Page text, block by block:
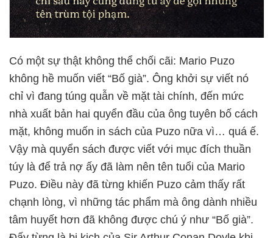
Có một sự thật không thể chối cãi: Mario Puzo
không hề muốn viết “Bố già”. Ông khởi sự viết nó
chỉ vì đang túng quẫn về mặt tài chính, đến mức
nhà xuất bản hai quyển đầu của ông tuyên bố cách
mặt, không muốn in sách của Puzo nữa vì… quá ế.
Vậy mà quyển sách được viết với mục đích thuần
túy là để trả nợ ấy đã làm nên tên tuổi của Mario
Puzo. Điều này đã từng khiến Puzo cảm thấy rất
chạnh lòng, vì những tác phẩm mà ông dành nhiều
tâm huyết hơn đã không được chú ý như “Bố già”.